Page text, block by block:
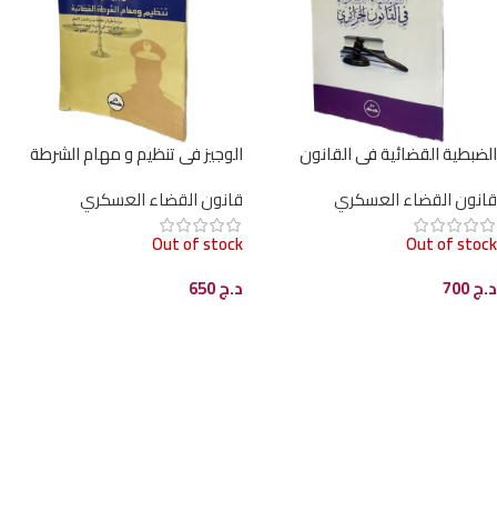
الضبطية القضائية في القانون
قانون القضاء العسكري
Out of stock
د.ج
الوجيز في تنظيم و مهام الشرطة
قانون القضاء العسكري
Out of stock
د.ج